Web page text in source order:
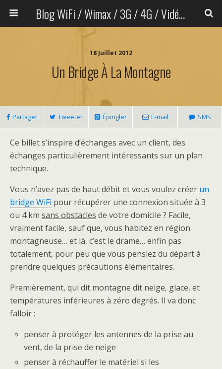
Blog WiFi / Wimax / 3G / 4G / Vidéo sans fil
18 Juillet 2012
Un Bridge À La Montagne
Partager Tweeter Épingler E-mail SMS
Ce billet s’inspire d’échanges avec un client, des
échanges particulièrement intéressants sur un plan
technique.
Vous n’avez pas de haut débit et vous voulez créer un
bridge WiFi pour récupérer une connexion située à 3
ou 4 km sans obstacles de votre domicile ? Facile,
vraiment facile, sauf que, vous habitez en région
montagneuse… et là, c’est le drame… enfin pas
totalement, pour peu que vous pensiez du départ à
prendre quelques précautions élémentaires.
Premièrement, qui dit montagne dit neige, glace, et
températures inférieures à zéro degrés. Il va donc
falloir :
penser à protéger les antennes de la prise au
vent, de la prise de neige
penser à réchauffer le matériel si les